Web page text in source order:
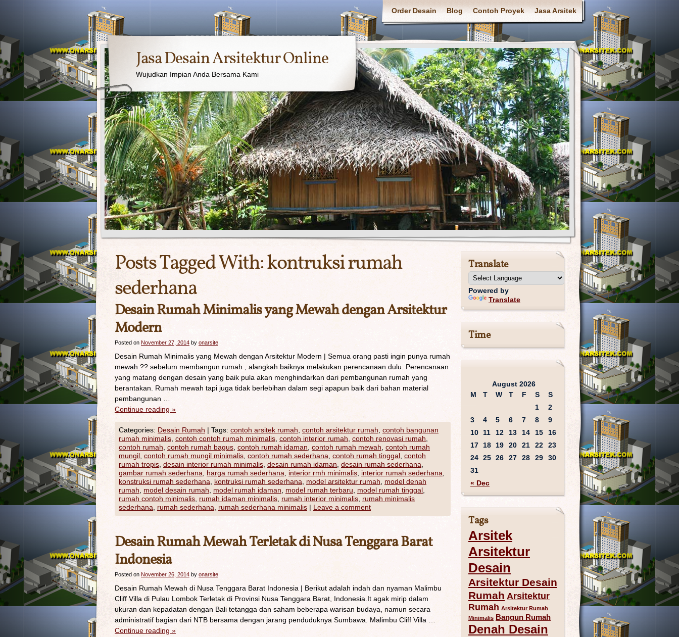
Order Desain Blog Contoh Proyek Jasa Arsitek
Jasa Desain Arsitektur Online
Wujudkan Impian Anda Bersama Kami
Posts Tagged With:kontruksi rumah
sederhana
Desain Rumah Minimalis yang Mewah dengan Arsitektur
Modern
Posted on November 27, 2014 by onarsite
Desain Rumah Minimalis yang Mewah dengan Arsitektur Modern | Semua orang pasti ingin punya rumah
mewah ?? sebelum membangun rumah , alangkah baiknya melakukan perencanaan dulu. Perencanaan
yang matang dengan desain yang baik pula akan menghindarkan dari pembangunan rumah yang
berantakan. Rumah mewah tapi juga tidak berlebihan dalam segi apapun baik dari bahan material
pembangunan …
Continue reading »
Categories: Desain Rumah | Tags: contoh arsitek rumah contoh arsitektur rumah contoh bangunan
rumah minimalis contoh contoh rumah minimalis contoh interior rumah contoh renovasi rumah
contoh rumah contoh rumah bagus contoh rumah idaman contoh rumah mewah contoh rumah
mungil contoh rumah mungil minimalis contoh rumah sederhana contoh rumah tinggal contoh
rumah tropis desain interior rumah minimalis desain rumah idaman desain rumah sederhana
gambar rumah sederhana
harga rumah sederhana interior rmh minimalis interior rumah sederhana
konstruksi rumah sederhana
kontruksi rumah sederhana model arsitektur rumah
model denah
rumah
model desain rumah model rumah idaman model rumah terbaru model rumah tinggal
rumah contoh minimalis rumah idaman minimalis rumah interior minimalis rumah minimalis
sederhana
rumah sederhana rumah sederhana minimalis | Leave a comment
Desain Rumah Mewah Terletak di Nusa Tenggara Barat
Indonesia
Posted on November 26, 2014 by onarsite
Desain Rumah Mewah di Nusa Tenggara Barat Indonesia | Berikut adalah indah dan nyaman Malimbu
Cliff Villa di Pulau Lombok Terletak di Provinsi Nusa Tenggara Barat, Indonesia.It agak mirip dalam
ukuran dan kepadatan dengan Bali tetangga dan saham beberapa warisan budaya, namun secara
administratif bagian dari NTB bersama dengan jarang penduduknya Sumbawa. Malimbu Cliff Villa …
Continue reading »
Translate
Powered by
Translate
Time
August 2026
M
T W T F S S
« Dec
1
2
3
4 5 6 7 8
9
10
11 12 13 14 15
16
17
18 19 20 21 22
23
24 25 26 27 28 29
30
31
Tags
Arsitek
Arsitektur
Desain
Arsitektur Desain
Rumah Arsitektur
Rumah Arsitektur Rumah
Minimalis Bangun Rumah
Denah Desain